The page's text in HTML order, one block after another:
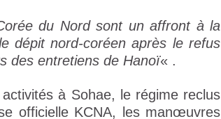
du Nord sont un affront à la
dépit nord-coréen après le refus
des entretiens de Hanoï« .
à Sohae, le régime reclus
officielle KCNA, les manœuvres